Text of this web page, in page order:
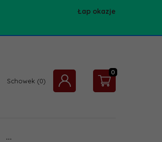
Łap okazje
Schowek
0
...